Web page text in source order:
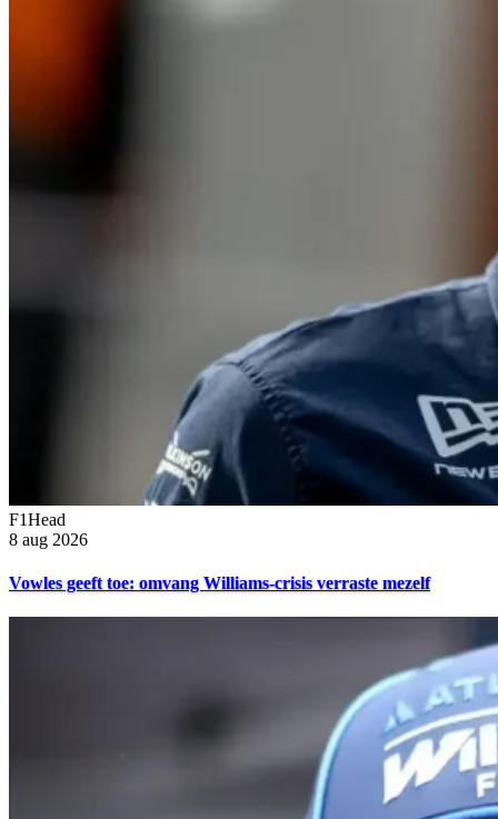
F1Head
8 aug 2026
Vowles geeft toe: omvang Williams-crisis verraste mezelf